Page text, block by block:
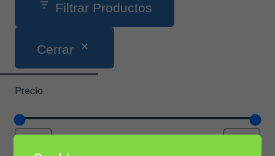
Filtrar Productos
Cerrar
Precio